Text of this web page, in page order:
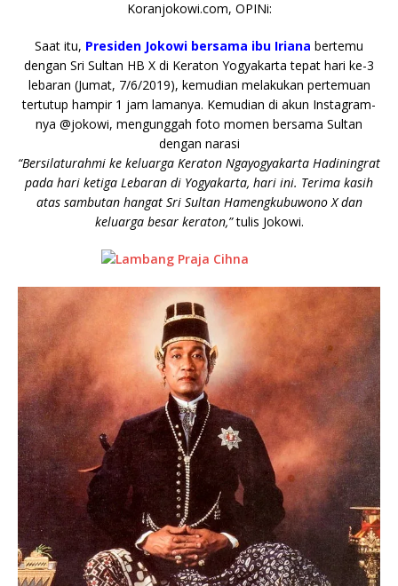
b
o
o
k
r
l s
A
p
p
y
Li
n
k
a
o e n
g
e
r
Koranjokowi.com, OPINi:
Saat itu, Presiden Jokowi bersama ibu Iriana bertemu
dengan Sri Sultan HB X di Keraton Yogyakarta tepat hari ke-3
lebaran (Jumat, 7/6/2019), kemudian melakukan pertemuan
tertutup hampir 1 jam lamanya. Kemudian di akun Instagram-
nya @jokowi, mengunggah foto momen bersama Sultan
dengan narasi
“Bersilaturahmi ke keluarga Keraton Ngayogyakarta Hadiningrat
pada hari ketiga Lebaran di Yogyakarta, hari ini. Terima kasih
atas sambutan hangat Sri Sultan Hamengkubuwono X dan
keluarga besar keraton,”tulis Jokowi.